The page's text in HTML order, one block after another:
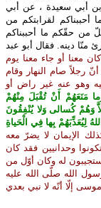
أبي سعيدة ، عن أبي
أحببناكم لقرابتكم من
من حقّكم ما أحببناكم
منّا دينه. فقال أبو عبد
معنا أو جاء معنا يوم
أنّ رجلاً صام النهار وقام
وهو عنه غير راض أو
مَنَعَهُمْ أَنْ تُقْبَلَ مِنْهُمْ
وَهُمْ كُسالى وَلا يُنْفِقُونَ
لِيُعَذِّبَهُمْ بِها فِي الْحَياةِ
الإيمان لا يضرّ معه
وحدانيين فقد كان
له وكان أوّل من
الله صلّى الله عليه